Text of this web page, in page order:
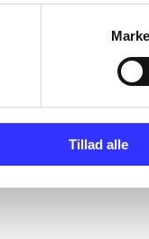
Tillad alle